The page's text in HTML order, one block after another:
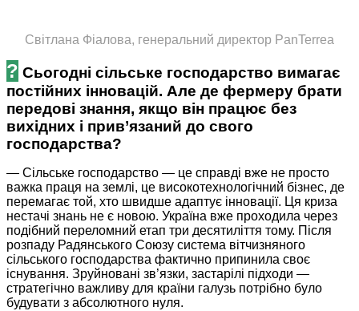
Світлана Фіалова, генеральний директор PanTerrea
? Сьогодні сільське господарство вимагає
постійних інновацій. Але де фермеру брати
передові знання, якщо він працює без
вихідних і прив’язаний до свого
господарства?
— Сільське господарство — це справді вже не просто
важка праця на землі, це високотехнологічний бізнес, де
перемагає той, хто швидше адаптує інновації. Ця криза
нестачі знань не є новою. Україна вже проходила через
подібний переломний етап три десятиліття тому. Після
розпаду Радянського Союзу система вітчизняного
сільського господарства фактично припинила своє
існування. Зруйновані зв’язки, застарілі підходи —
стратегічно важливу для країни галузь потрібно було
будувати з абсолютного нуля.